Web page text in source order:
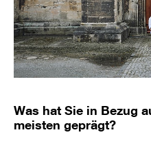
Was hat Sie in Bezug
meisten geprägt?